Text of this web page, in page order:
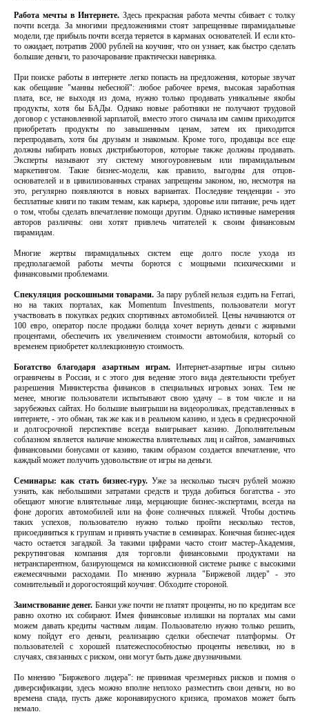
Работа мечты в Интернете. Здесь прекрасная работа мечты сбивает с толку
почти всегда. За многими предложениями стоят запрещенные пирамидальные
модели, где прибыль почти всегда теряется в карманах основателей. И если кто-
то ожидает, потратив 2000 рублей на коучинг, что он узнает, как быстро сделать
большие деньги, то разочарование практически наверняка.
При поиске работы в интернете легко попасть на предложения, которые звучат
как обещание "манны небесной": любое рабочее время, высокая заработная
плата, все, не выходя из дома, нужно только продавать уникальные якобы
продукты, хотя бы БАДы. Однако новые работники не получают трудовой
договор с установленной зарплатой, вместо этого сначала им самим приходится
приобретать продукты по завышенным ценам, затем их приходится
перепродавать, хотя бы друзьям и знакомым. Кроме того, продавцы все еще
должны набирать новых дистрибьюторов, которые также должны продавать.
Эксперты называют эту систему многоуровневым или пирамидальным
маркетингом. Такие бизнес-модели, как правило, выгодны для отцов-
основателей и в цивилизованных странах запрещены законом, но, несмотря на
это, регулярно появляются в новых вариантах. Последние тенденции - это
бесплатные книги по таким темам, как карьера, здоровье или питание, речь идет
о том, чтобы сделать впечатление помощи другим. Однако истинные намерения
авторов различны: они хотят привлечь читателей к своим финансовым
пирамидам.
Многие жертвы пирамидальных систем еще долго после ухода из
предполагаемой работы мечты борются с мощными психическими и
финансовыми проблемами.
Спекуляция роскошными товарами. За пару рублей нельзя ездить на Ferrari,
но на таких порталах, как Momentum Investments, пользователи могут
участвовать в покупках редких спортивных автомобилей. Цены начинаются от
100 евро, оператор после продажи болида хочет вернуть деньги с жирными
процентами, обеспечить их увеличением стоимости автомобиля, который со
временем приобретет коллекционную стоимость.
Богатство благодаря азартным играм.Интернет-азартные игры сильно
ограничены в России, и с этого дня ведение этого вида деятельности требует
разрешения Министерства финансов в специальных игровых зонах. Тем не
менее, многие пользователи испытывают свою удачу – в том числе и на
зарубежных сайтах. Но большие выигрыши на видеороликах, представленных в
интернете, - это обман, так же как и в реальном казино, и здесь в среднесрочной
и долгосрочной перспективе всегда выигрывает казино. Дополнительным
соблазном является наличие множества влиятельных лиц и сайтов, заманчивых
финансовыми бонусами от казино, таким образом создается впечатление, что
каждый может получить удовольствие от игры на деньги.
Семинары: как стать бизнес-гуру. Уже за несколько тысяч рублей можно
узнать, как небольшими затратами средств и труда добиться богатства - это
обещают многие влиятельные лица, мерцающие бизнес-экспертами, всегда на
фоне дорогих автомобилей или на фоне солнечных пляжей. Чтобы достичь
таких успехов, пользователю нужно только пройти несколько тестов,
присоединиться к группам и принять участие в семинарах. Конечная бизнес-идея
часто остается загадкой. За такими цифрами часто стоит мастер-Академия,
рекрутинговая компания для торговли финансовыми продуктами на
нетранспарентном, базирующемся на комиссионной системе рынке с высокими
ежемесячными расходами. По мнению журнала "Биржевой лидер" - это
сомнительный и дорогостоящий коучинг. Обходите стороной.
Заимствование денег. Банки уже почти не платят проценты, но по кредитам все
равно охотно их собирают. Имея финансовые излишки на порталах мы сами
можем давать кредиты частным лицам. Пользователю нужно только решить,
кому пойдут его деньги, реализацию сделки обеспечат платформы. От
пользователей с хорошей платежеспособностью проценты невелики, но в
случаях, связанных с риском, они могут быть даже двузначными.
По мнению "Биржевого лидера": не принимая чрезмерных рисков и помня о
диверсификации, здесь можно вполне неплохо разместить свои деньги, но во
времена спада, пусть даже коронавирусного кризиса, промахов может быть
немало.